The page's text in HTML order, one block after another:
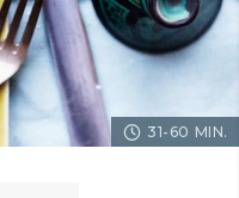
31-60 MIN.